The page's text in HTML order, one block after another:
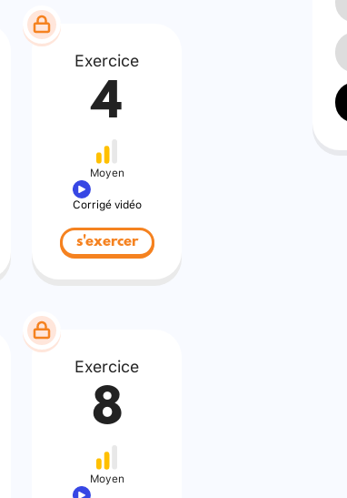
Exercice
4
Moyen
Corrigé vidéo
s'exercer
Exercice
8
Moyen